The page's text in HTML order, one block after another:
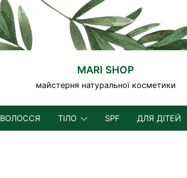
MARI SHOP
майстерня натуральної косметики
ВОЛОССЯ ТІЛО SPF ДЛЯ ДІТЕЙ